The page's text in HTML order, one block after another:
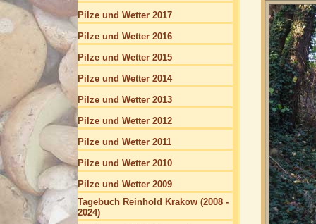
Pilze und Wetter 2017
Pilze und Wetter 2016
Pilze und Wetter 2015
Pilze und Wetter 2014
Pilze und Wetter 2013
Pilze und Wetter 2012
Pilze und Wetter 2011
Pilze und Wetter 2010
Pilze und Wetter 2009
Tagebuch Reinhold Krakow (2008 -
2024)